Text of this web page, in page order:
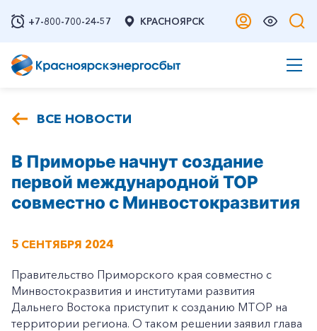
+7-800-700-24-57 КРАСНОЯРСК
ВСЕ НОВОСТИ
В Приморье начнут создание
первой международной ТОР
совместно с Минвостокразвития
5 СЕНТЯБРЯ 2024
Правительство Приморского края совместно с
Минвостокразвития и институтами развития
Дальнего Востока приступит к созданию МТОР на
территории региона. О таком решении заявил глава